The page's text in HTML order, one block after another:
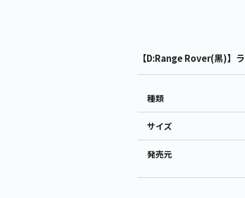
【D:Range Rover(黒)】
種類
サイズ
発売元